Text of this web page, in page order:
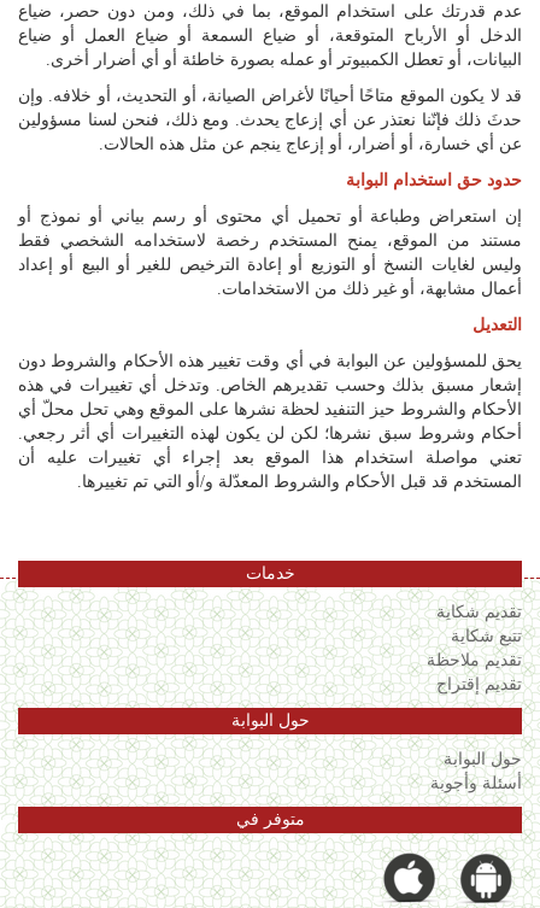
عدم قدرتك على استخدام الموقع، بما في ذلك، ومن دون حصر، ضياع
الدخل أو الأرباح المتوقعة، أو ضياع السمعة أو ضياع العمل أو ضياع
البيانات، أو تعطل الكمبيوتر أو عمله بصورة خاطئة أو أي أضرار أخرى.
قد لا يكون الموقع متاحًا أحيانًا لأغراض الصيانة، أو التحديث، أو خلافه. وإن
حدثَ ذلك فإنّنا نعتذر عن أي إزعاج يحدث. ومع ذلك، فنحن لسنا مسؤولين
عن أي خسارة، أو أضرار، أو إزعاج ينجم عن مثل هذه الحالات.
حدود حق استخدام البوابة
إن استعراض وطباعة أو تحميل أي محتوى أو رسم بياني أو نموذج أو
مستند من الموقع، يمنح المستخدم رخصة لاستخدامه الشخصي فقط
وليس لغايات النسخ أو التوزيع أو إعادة الترخيص للغير أو البيع أو إعداد
أعمال مشابهة، أو غير ذلك من الاستخدامات.
التعديل
يحق للمسؤولين عن البوابة في أي وقت تغيير هذه الأحكام والشروط دون
إشعار مسبق بذلك وحسب تقديرهم الخاص. وتدخل أي تغييرات في هذه
الأحكام والشروط حيز التنفيد لحظة نشرها على الموقع وهي تحل محلّ أي
أحكام وشروط سبق نشرها؛ لكن لن يكون لهذه التغييرات أي أثر رجعي.
تعني مواصلة استخدام هذا الموقع بعد إجراء أي تغييرات عليه أن
المستخدم قد قبل الأحكام والشروط المعدّلة و/أو التي تم تغييرها.
خدمات
تقديم شكاية
تتبع شكاية
تقديم ملاحظة
تقديم إقتراح
حول البوابة
حول البوابة
أسئلة وأجوبة
متوفر في